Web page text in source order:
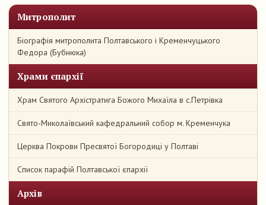
Митрополит
Біографія митрополита Полтавського і Кременчуцького
Федора (Бубнюка)
Храми єпархії
Храм Святого Архістратига Божого Михаїла в с.Петрівка
Свято-Миколаївський кафедральний собор м. Кременчука
Церква Покрови Пресвятої Богородиці у Полтаві
Список парафій Полтавської єпархії
Архів